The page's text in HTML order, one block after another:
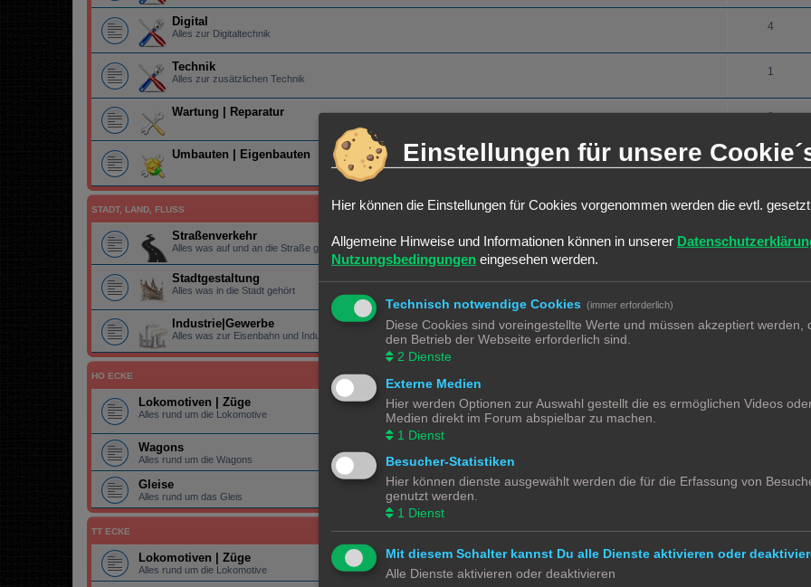
Digital
Alles zur Digitaltechnik
4
Technik
Alles zur zusätzlichen Technik
1
Wartung | Reparatur 0
Umbauten | Eigenbauten 7
STADT, LAND, FLUSS THEMEN
Straßenverkehr
Alles was auf und an die Straße gehört
0
Stadtgestaltung
Alles was in die Stadt gehört
1
Industrie|Gewerbe
Alles was zur Eisenbahn und Industrie|Gewerbe gehört
0
HO ECKE
Lokomotiven | Züge
Alles rund um die Lokomotive
4
Wagons
Alles rund um die Wagons
Gleise
Alles rund um das Gleis
0
TT ECKE THEMEN
Lokomotiven | Züge
Alles rund um die Lokomotive
Einstellungen für unsere
Hier können die Einstellungen für Cookies vorgenommen werden die evtl.
Allgemeine Hinweise und Informationen können in unserer
Nutzungsbedingungen eingesehen werden.
Technisch notwendige Cookies (immer erforderlich)
Diese Cookies sind voreingestellte Werte und müssen akzeptiert werden,
den Betrieb der Webseite erforderlich sind.
2 Dienste
Externe Medien
Hier werden Optionen zur Auswahl gestellt die es ermöglichen Videos
Medien direkt im Forum abspielbar zu machen.
1 Dienst
Besucher-Statistiken
Hier können dienste ausgewählt werden die für die Erfassung von
genutzt werden.
1 Dienst
Mit diesem Schalter kannst Du alle Dienste aktivieren oder
Alle Dienste aktivieren oder deaktivieren